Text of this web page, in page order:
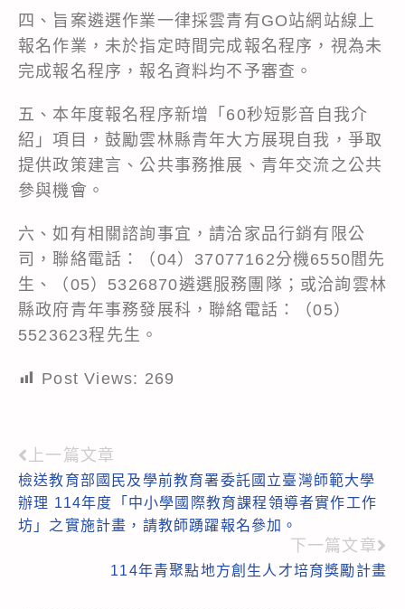
四、旨案遴選作業一律採雲青有GO站網站線上
報名作業，未於指定時間完成報名程序，視為未
完成報名程序，報名資料均不予審查。
五、本年度報名程序新增「60秒短影音自我介
紹」項目，鼓勵雲林縣青年大方展現自我，爭取
提供政策建言、公共事務推展、青年交流之公共
參與機會。
六、如有相關諮詢事宜，請洽家品行銷有限公
司，聯絡電話：（04）37077162分機6550閻先
生、（05）5326870遴選服務團隊；或洽詢雲林
縣政府青年事務發展科，聯絡電話：（05）
5523623程先生。
Post Views: 269
Read
more
articles
上一篇文章
檢送教育部國民及學前教育署委託國立臺灣師範大學
辦理 114年度「中小學國際教育課程領導者實作工作
坊」之實施計畫，請教師踴躍報名參加。
下一篇文章
114年青聚點地方創生人才培育獎勵計畫